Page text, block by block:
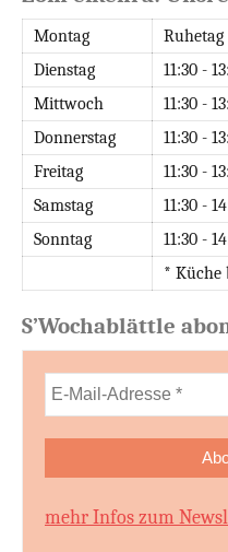
Montag
Ruhetag
Dienstag
11:30 -
Mittwoch
11:30 -
Donnerstag
11:30 -
Freitag
11:30 -
Samstag
11:30 -
Sonntag
11:30 -
* Küche
S’Wochablättle
mehr Infos zum